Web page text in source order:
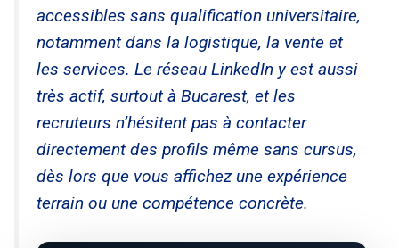
accessibles sans qualification universitaire,
notamment dans la logistique, la vente et
les services. Le réseau LinkedIn y est aussi
très actif, surtout à Bucarest, et les
recruteurs n’hésitent pas à contacter
directement des profils même sans cursus,
dès lors que vous affichez une expérience
terrain ou une compétence concrète.